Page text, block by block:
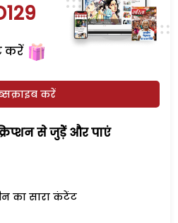
करें
करें
से जुड़ेें और पाएं
का सारा कंटेंट